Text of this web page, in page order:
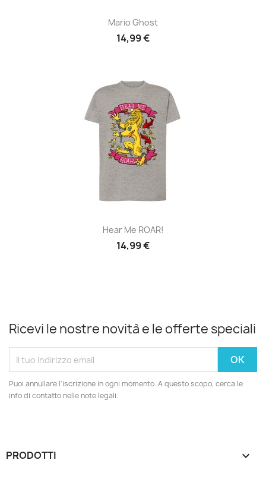
Mario Ghost
14,99 €
Hear Me ROAR!
14,99 €
Ricevi le nostre novità e le offerte speciali
Puoi annullare l'iscrizione in ogni momento. A questo scopo, cerca le
info di contatto nelle note legali.
PRODOTTI 